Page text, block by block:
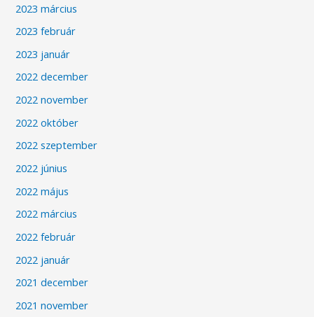
2023 március
2023 február
2023 január
2022 december
2022 november
2022 október
2022 szeptember
2022 június
2022 május
2022 március
2022 február
2022 január
2021 december
2021 november